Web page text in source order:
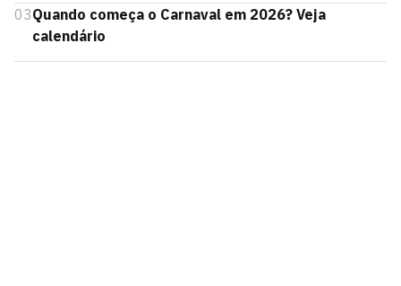
03Quando começa o Carnaval em 2026? Veja
calendário